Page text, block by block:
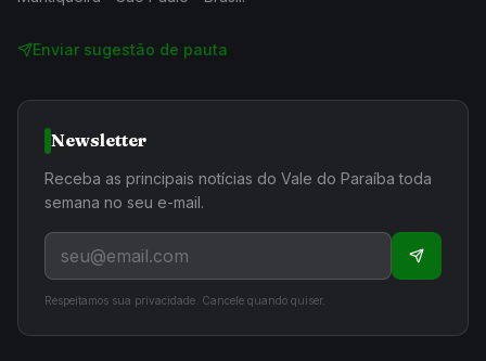
Enviar sugestão de pauta
Newsletter
Receba as principais notícias do Vale do Paraíba toda
semana no seu e-mail.
Respeitamos sua privacidade. Cancele quando quiser.